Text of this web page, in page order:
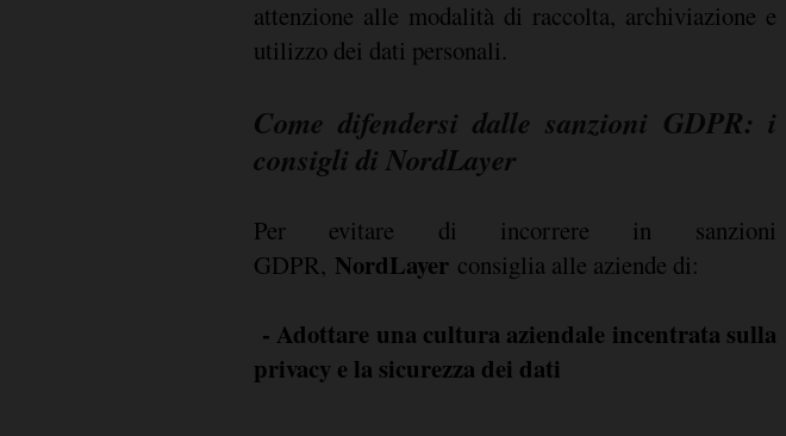
attenzione alle modalità di raccolta, archiviazione e
utilizzo dei dati personali.
Come difendersi dalle sanzioni GDPR: i
consigli di NordLayer
Per evitare di incorrere in sanzioni
GDPR, NordLayerconsiglia alle aziende di:
- Adottare una cultura aziendale incentrata sulla
privacy e la sicurezza dei dati